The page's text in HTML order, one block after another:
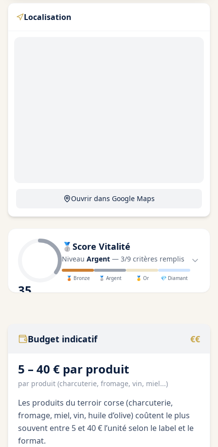
Localisation
Ouvrir dans Google Maps
35
🥈 Score Vitalité
Niveau Argent — 3/9 critères remplis
🥉 Bronze 🥈 Argent 🥇 Or 💎 Diamant
Budget indicatif €€
5 – 40 € par produit
par produit (charcuterie, fromage, vin, miel...)
Les produits du terroir corse (charcuterie,
fromage, miel, vin, huile d’olive) coûtent le plus
souvent entre 5 et 40 € l’unité selon le label et le
format.